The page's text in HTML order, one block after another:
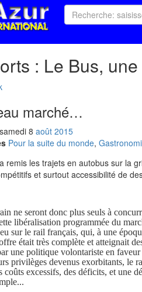
: Le Bus,
marché…
samedi 8 août 2015
Pour la suite du monde,
remis les trajets en autobus sur la
et surtout accessibilité de
ne seront donc plus seuls à
libéralisation programmée du
sur le rail français, qui, à une
était très complète et atteignait
une politique volontariste en
privilèges devenus exorbitants, le
coûts excessifs, des déficits, et une